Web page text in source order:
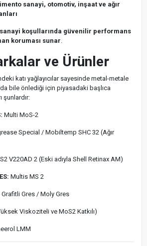
sanayi, otomotiv, inşaat ve ağır
koşullarında güvenilir performans
koruması sunar.
ve Ürünler
katı yağlayıcılar sayesinde metal-metale
bile önlediği için piyasadaki başlıca
şunlardır:
Multi MoS-2
Special / Mobiltemp SHC 32 (Ağır
V220AD 2 (Eski adıyla Shell Retinax AM)
Multis MS 2
Grafitli Gres / Moly Gres
Viskoziteli ve MoS2 Katkılı)
LMM